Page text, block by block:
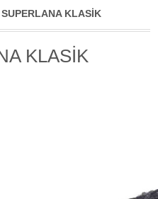
SUPERLANA KLASİK
KLASİK